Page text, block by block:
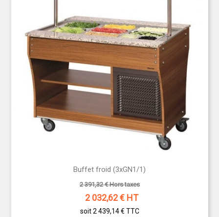
respectant les normes HACCP avec un buffet
réfrigéré professionnel, conçu pour répondre aux
exigences du secteur CHR.
Buffet froid (3xGN1/1)
2 391,32 € Hors taxes
2 032,62€ HT
soit 2 439,14 € TTC